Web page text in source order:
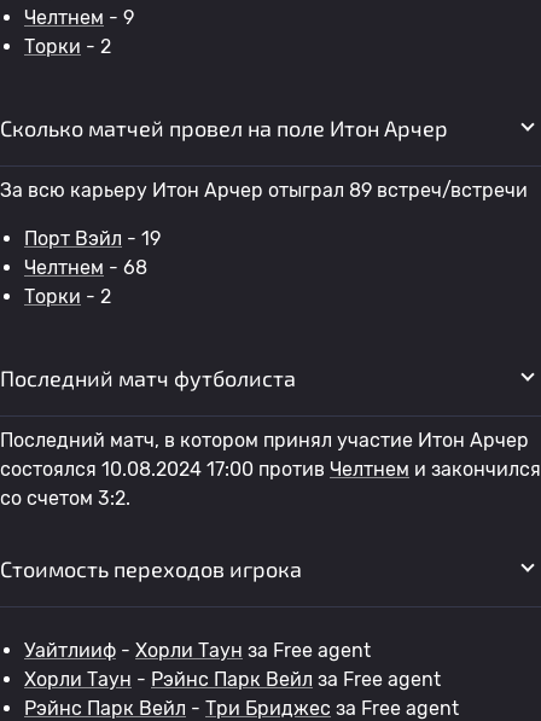
Челтнем - 9
Торки - 2
Сколько матчей провел на поле Итон Арчер
За всю карьеру Итон Арчер отыграл 89 встреч/встречи
Порт Вэйл - 19
Челтнем - 68
Торки - 2
Последний матч футболиста
Последний матч, в котором принял участие Итон Арчер
состоялся 10.08.2024 17:00 против Челтнем и закончился
со счетом 3:2.
Стоимость переходов игрока
Уайтлииф - Хорли Таун за Free agent
Хорли Таун - Рэйнс Парк Вейл за Free agent
Рэйнс Парк Вейл - Три Бриджес за Free agent